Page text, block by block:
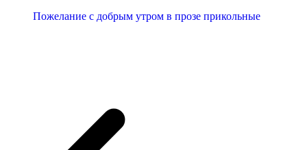
Пожелание с добрым утром в прозе прикольные